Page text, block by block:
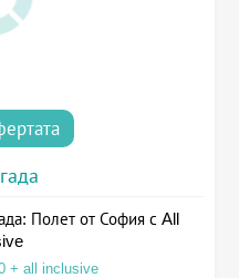
Полет от София с All
+ all inclusive